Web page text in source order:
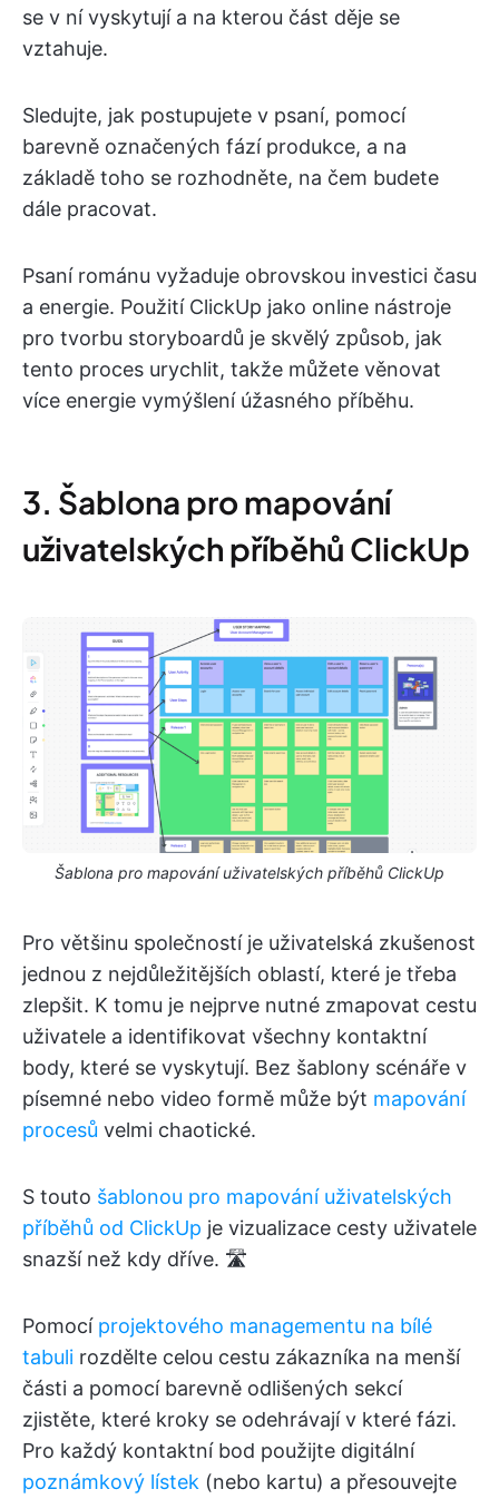
se v ní vyskytují a na kterou část děje se
vztahuje.
Sledujte, jak postupujete v psaní, pomocí
barevně označených fází produkce, a na
základě toho se rozhodněte, na čem budete
dále pracovat.
Psaní románu vyžaduje obrovskou investici času
a energie. Použití ClickUp jako online nástroje
pro tvorbu storyboardů je skvělý způsob, jak
tento proces urychlit, takže můžete věnovat
více energie vymýšlení úžasného příběhu.
3. Šablona pro mapování
uživatelských příběhů ClickUp
Šablona pro mapování uživatelských příběhů ClickUp
Pro většinu společností je uživatelská zkušenost
jednou z nejdůležitějších oblastí, které je třeba
zlepšit. K tomu je nejprve nutné zmapovat cestu
uživatele a identifikovat všechny kontaktní
body, které se vyskytují. Bez šablony scénáře v
písemné nebo video formě může být mapování
procesů velmi chaotické.
S touto šablonou pro mapování uživatelských
příběhů od ClickUp je vizualizace cesty uživatele
snazší než kdy dříve. 🛣️
Pomocí projektového managementu na bílé
tabuli rozdělte celou cestu zákazníka na menší
části a pomocí barevně odlišených sekcí
zjistěte, které kroky se odehrávají v které fázi.
Pro každý kontaktní bod použijte digitální
poznámkový lístek (nebo kartu) a přesouvejte